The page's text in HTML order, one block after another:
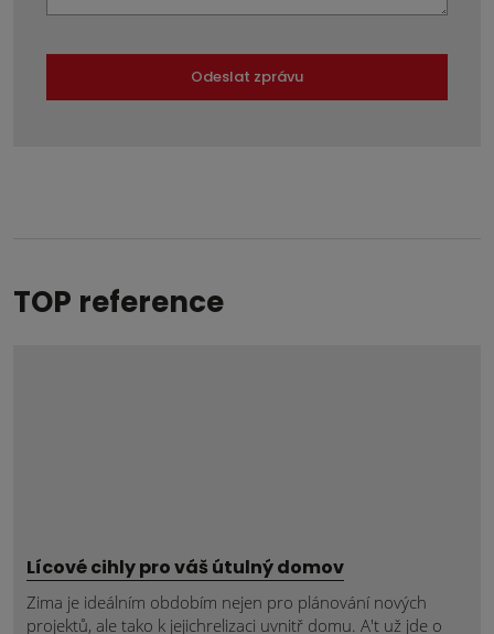
Odeslat zprávu
TOP reference
Lícové cihly pro váš útulný domov
Zima je ideálním obdobím nejen pro plánování nových
projektů, ale tako k jejichrelizaci uvnitř domu. A't už jde o